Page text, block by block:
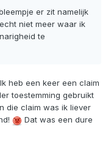
er zit namelijk
niet meer waar ik
te
heb een keer een claim
toestemming gebruikt
die claim was ik liever
Dat was een dure